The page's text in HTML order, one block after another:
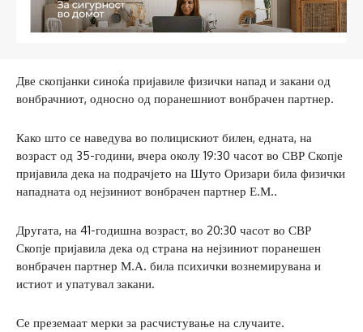
Две скопјанки синоќа пријавиле физички напад и закани од
вонбрачниот, односно од поранешниот вонбрачен партнер.
Како што се наведува во полицискиот билен, едната, на
возраст од 35-години, вчера околу 19:30 часот во СВР Скопје
пријавила дека на подрачјето на Шуто Оризари била физички
нападната од нејзиниот вонбрачен партнер Е.М..
Другата, на 41-годишна возраст, во 20:30 часот во СВР
Скопје пријавила дека од страна на нејзиниот поранешен
вонбрачен партнер М.А. била психички вознемирувана и
истиот и упатувал закани.
Се преземаат мерки за расчистување на случаите.